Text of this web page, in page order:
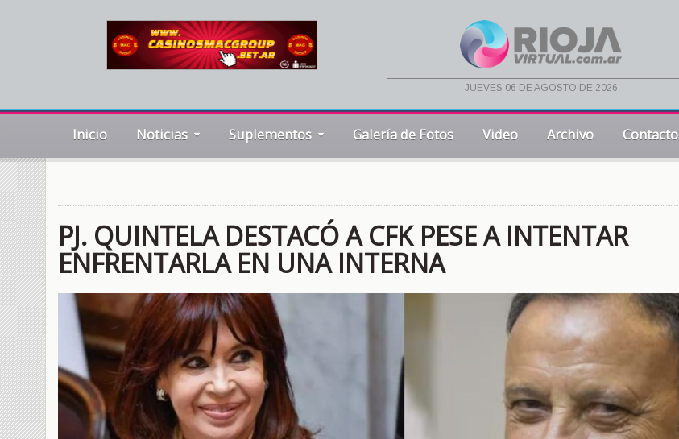
jueves 06 de agosto de 2026
Inicio Noticias Suplementos Galería de Fotos Video Archivo Contacto
PJ. QUINTELA DESTACÓ A CFK PESE A INTENTAR
ENFRENTARLA EN UNA INTERNA